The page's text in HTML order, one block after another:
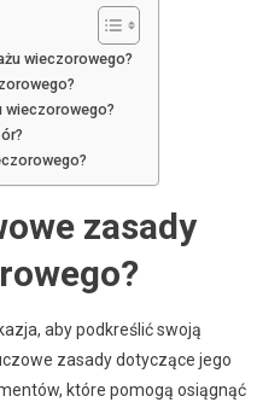
wieczorowego?
wieczorowego?
zasady
aby podkreślić swoją
zasady dotyczące jego
które pomogą osiągnąć